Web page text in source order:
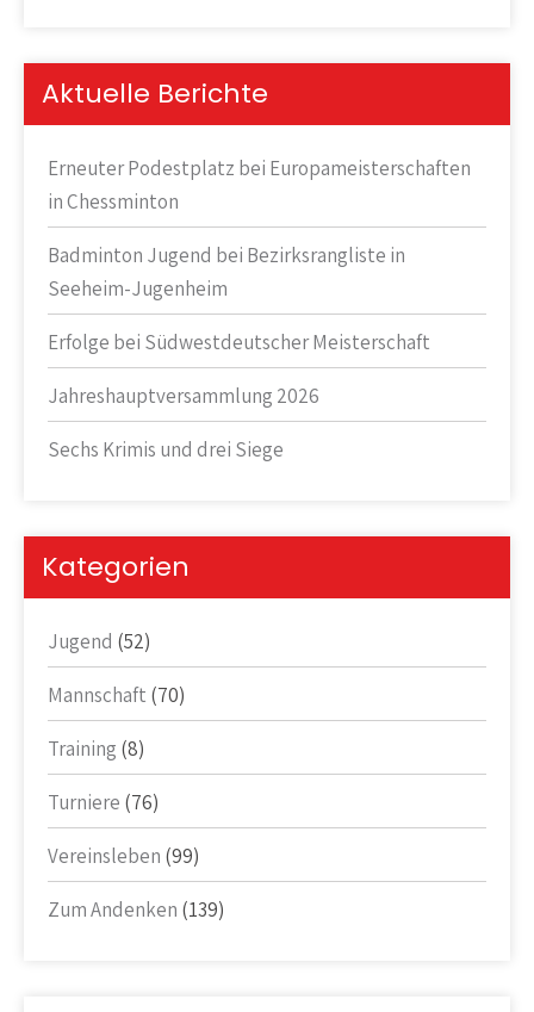
Aktuelle Berichte
Erneuter Podestplatz bei Europameisterschaften
in Chessminton
Badminton Jugend bei Bezirksrangliste in
Seeheim-Jugenheim
Erfolge bei Südwestdeutscher Meisterschaft
Jahreshauptversammlung 2026
Sechs Krimis und drei Siege
Kategorien
Jugend (52)
Mannschaft (70)
Training (8)
Turniere (76)
Vereinsleben (99)
Zum Andenken (139)